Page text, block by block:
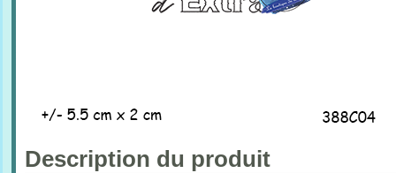
Description du produit